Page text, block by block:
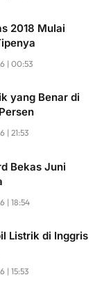
2018 Mulai
| 00:53
yang Benar di
| 21:53
Bekas Juni
| 18:54
Listrik di Inggris
| 15:53